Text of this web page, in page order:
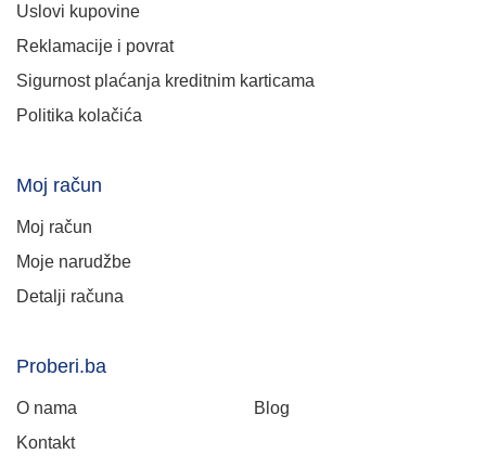
Uslovi kupovine
Reklamacije i povrat
Sigurnost plaćanja kreditnim karticama
Politika kolačića
Moj račun
Moj račun
Moje narudžbe
Detalji računa
Proberi.ba
O nama
Blog
Kontakt